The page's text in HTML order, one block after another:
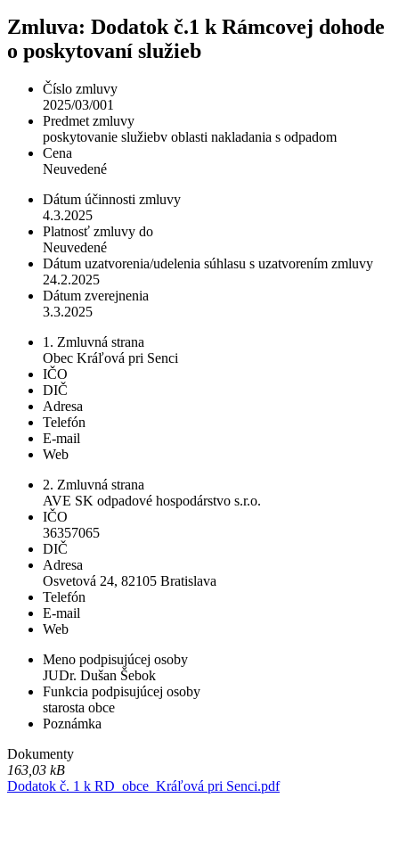
Zmluva: Dodatok č.1 k Rámcovej dohode
o poskytovaní služieb
Číslo zmluvy
2025/03/001
Predmet zmluvy
poskytovanie služiebv oblasti nakladania s odpadom
Cena
Neuvedené
Dátum účinnosti zmluvy
4.3.2025
Platnosť zmluvy do
Neuvedené
Dátum uzatvorenia/udelenia súhlasu s uzatvorením zmluvy
24.2.2025
Dátum zverejnenia
3.3.2025
1. Zmluvná strana
Obec Kráľová pri Senci
IČO
DIČ
Adresa
Telefón
E-mail
Web
2. Zmluvná strana
AVE SK odpadové hospodárstvo s.r.o.
IČO
36357065
DIČ
Adresa
Osvetová 24, 82105 Bratislava
Telefón
E-mail
Web
Meno podpisujúcej osoby
JUDr. Dušan Šebok
Funkcia podpisujúcej osoby
starosta obce
Poznámka
Dokumenty
163,03 kB
Dodatok č. 1 k RD_obce_Kráľová pri Senci.pdf